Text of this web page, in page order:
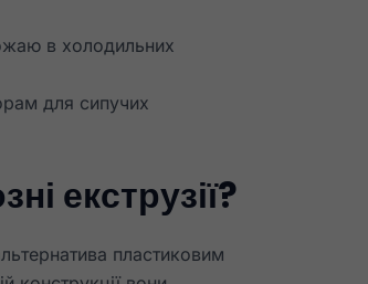
в холодильних
для сипучих
екструзії?
пластиковим